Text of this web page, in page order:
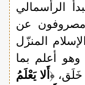
الرأسمالي
مصروفون عن
المنزّل
أعلم بما
خَلَق، ﴿أَلا يَعْلَمُ